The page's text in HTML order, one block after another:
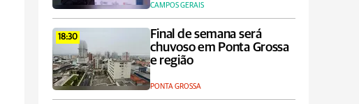
CAMPOS GERAIS
18:30
Final de semana será
chuvoso em Ponta Grossa
e região
PONTA GROSSA